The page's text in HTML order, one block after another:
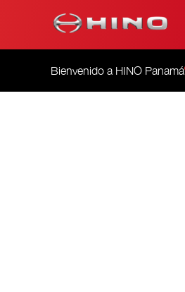
Bienvenido a HINO Panamá